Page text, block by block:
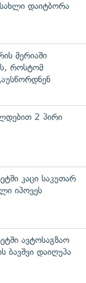
დაიტბორა
მერიაში
როსტომ
2 პირი
კაცი საკუთარ
იპოვეს
ავტოსაგზაო
ბავშვი დაიღუპა